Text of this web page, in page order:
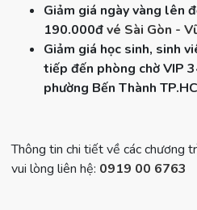
Giảm giá ngày vàng lên
190.000đvé Sài Gòn -
Giảm giá học sinh, sinh
tiếp đến phòng chờ VIP
phường Bến Thành
Thông tin chi tiết về các chương
vui lòng liên hệ: 0919 00 6763